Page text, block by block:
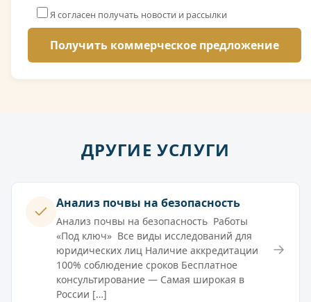
Я согласен получать новости и рассылки
ДРУГИЕ УСЛУГИ
Анализ почвы на безопасность
Анализ почвы на безопасность Работы
«Под ключ» Все виды исследований для
юридических лиц Наличие аккредитации
100% соблюдение сроков Бесплатное
консультирование — Самая широкая в
России […]
→